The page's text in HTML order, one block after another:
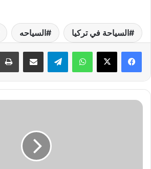
السياحة في تركيا السياحه
واتساب
م